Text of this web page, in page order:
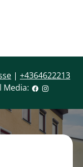
| +4364622213
Media: